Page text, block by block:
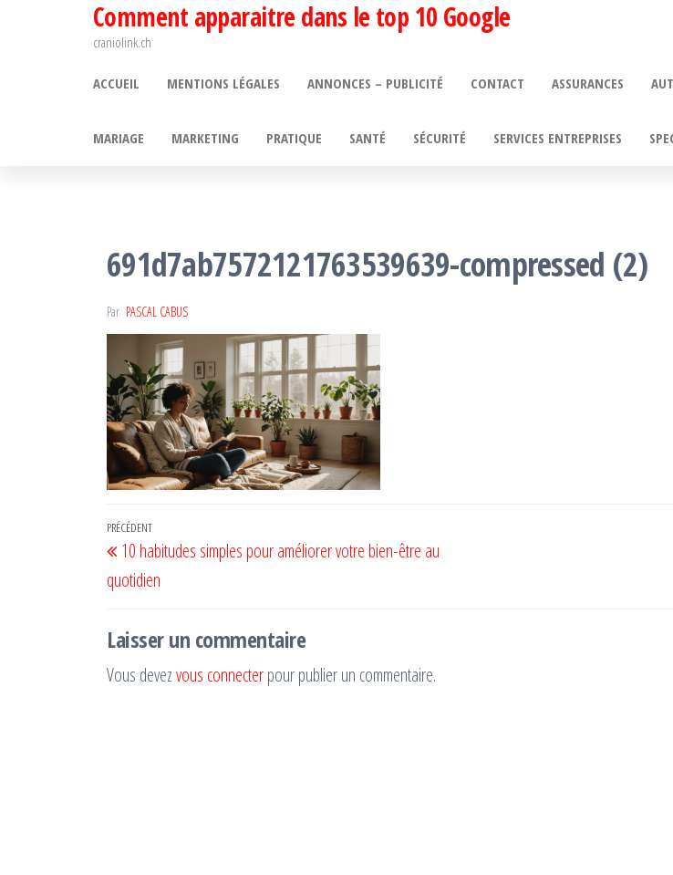
Comment apparaitre dans le top 10 Google
craniolink.ch
ACCUEIL MENTIONS LÉGALES ANNONCES – PUBLICITÉ CONTACT ASSURANCES
MARIAGE MARKETING PRATIQUE SANTÉ SÉCURITÉ SERVICES ENTREPRISES
691d7ab7572121763539639-compressed (2)
Par PASCAL CABUS
Navigation
de
l’article
Article
précédent
PRÉCÉDENT
10 habitudes simples pour améliorer votre bien-être au
quotidien
Laisser un commentaire
Vous devezvous connecterpour publier un commentaire.